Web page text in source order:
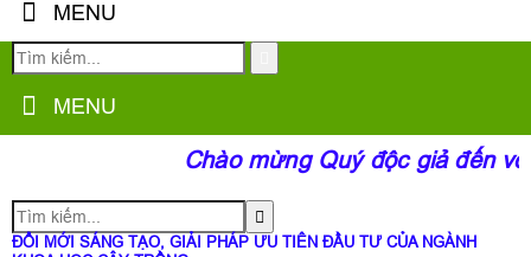
MENU
MENU
Chào mừng Quý độc giả đến
ĐỔI MỚI SÁNG TẠO, GIẢI PHÁP ƯU TIÊN ĐẦU TƯ CỦA NGÀNH